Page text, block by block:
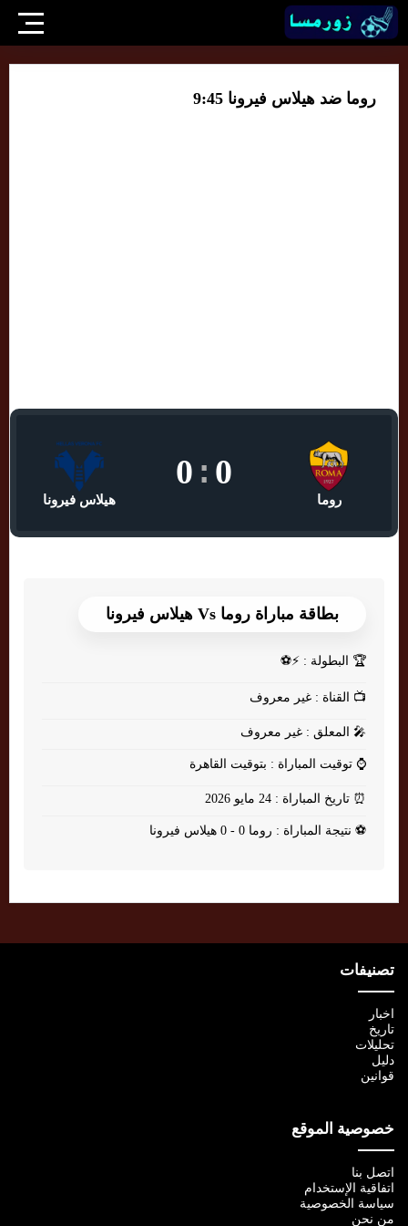
روما ضد هيلاس فيرونا 9:45
روما
0
:
0
هيلاس فيرونا
بطاقة مباراة روما Vs هيلاس فيرونا
🏆 البطولة : ⚡⚽
📺 القناة : غير معروف
🎤 المعلق : غير معروف
⌚ توقيت المباراة : بتوقيت القاهرة
⏰ تاريخ المباراة : 24 مايو 2026
⚽ نتيجة المباراة : روما 0 - 0 هيلاس فيرونا
تصنيفات
اخبار
تاريخ
تحليلات
دليل
قوانين
خصوصية الموقع
اتصل بنا
اتفاقية الإستخدام
سياسة الخصوصية
من نحن